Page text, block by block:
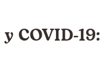
COVID-